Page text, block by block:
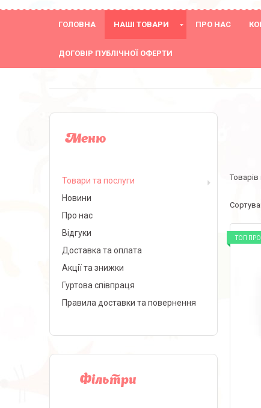
ГОЛОВНА НАШІ ТОВАРИ ПРО НАС
ДОГОВІР ПУБЛІЧНОЇ ОФЕРТИ
ТОП
Товари та послуги
Новини
Про нас
Відгуки
Доставка та оплата
Акції та знижки
Гуртова співпраця
Правила доставки та повернення
Фільтри